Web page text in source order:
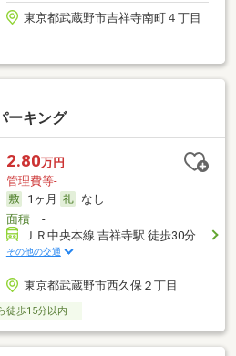
東京都武蔵野市吉祥寺南町４丁目
ーキング
2.80万円
管理費等-
1ヶ月
なし
面積-
ＪＲ中央本線 吉祥寺駅 徒歩30分
その他の交通
東京都武蔵野市西久保２丁目
徒歩15分以内